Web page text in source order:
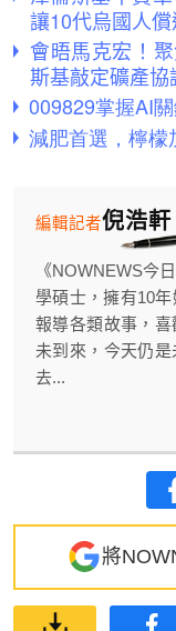
讓10代烏國人償
會晤馬克宏！
斯基敲定礦產協
倪浩軒
編輯記者
《NOWNEWS今
學碩士，擁有10
報導各類故事，
未到來，今天仍
去...
將